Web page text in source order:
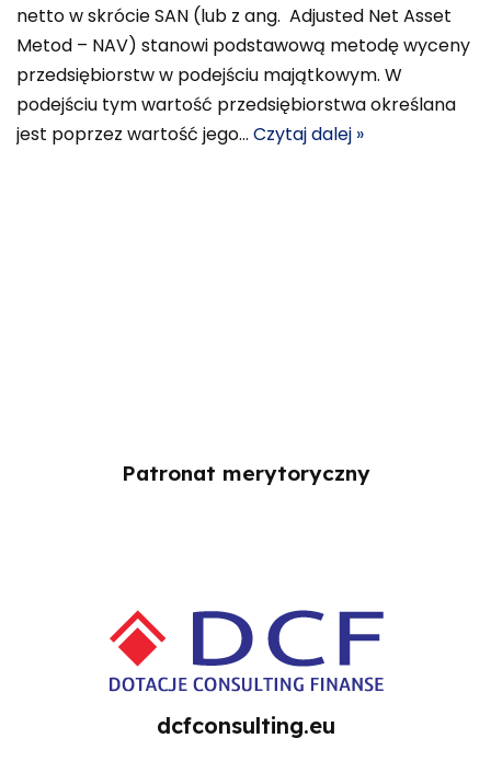
netto w skrócie SAN (lub z ang. Adjusted Net Asset
Metod – NAV) stanowi podstawową metodę wyceny
przedsiębiorstw w podejściu majątkowym. W
podejściu tym wartość przedsiębiorstwa określana
jest poprzez wartość jego… Czytaj dalej »
Patronat merytoryczny
dcfconsulting.eu